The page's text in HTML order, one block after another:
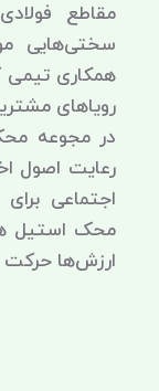
مقاطع
سختی‌هایی
همکاری تیمی
رویاهای
در مجوعه
رعایت اصول
اجتماعی
محک استیل
ارزش‌ها